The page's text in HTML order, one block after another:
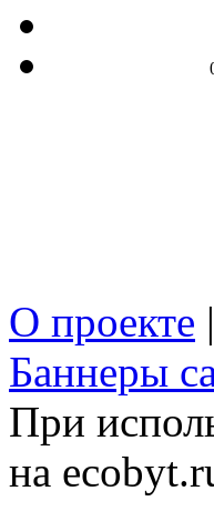
О проекте |
Баннеры
При
на